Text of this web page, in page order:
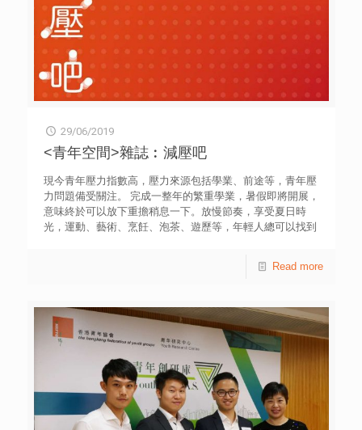
她因脾氣喜怒無常而被朋友疏遠。升上中學後，她認真反思
個人不足，努力學習管理情緒，並突破個子矮小的限制，在
花式跳繩和獅藝活動中展現靈敏一面。「不要將限制變成缺
點，要將限制變成優點」是她經常掛在口邊的說話。憑藉這
份自我鼓勵，她的自信心逐漸提升，也主動認識朋友，重建
與父母的關係。殷齡希望將來能成為一名律師，為社會上不
公義的事情發聲。 「中電新世代．新動力獎勵計劃」20位
中學 中五 美娜從小已知母親參與違法的事，曾想勸阻母
親，但因父母多番吵架而卻步；直至母親被捕，她悔不當初
未有好好勸止母親。母親來信表示擔心家庭轉變會令她放棄
學業，自此決心奮力學習。 家庭 2 崔鈺堃 瑪利諾修院學校
(中學部) 中四 母親患有精神病及有濫藥習慣，去年在家中猝
死，令鈺堃感到迷惘，開始自殘，並出現自殺念頭，後確診
患有抑鬱症和焦慮症。經歷讓她學會自強，努力提醒自己不
學 中五 灝銘初中被同學欺凌，令他日漸封閉自己及沉迷電
腦遊戲，更曾有自殺念頭。轉校後對人仍然欠缺信任，拒絕
的溝通能力。 成長 適應 4 楊龍輝 香港布廠商會 朱石麟中學
中五 龍輝由內地到港定居，一同居住的後父兒子疑有精神問
題，常吵鬧至影響睡眠質素和情緒，故選擇每天在校完成功
課和溫習才回家。母子二人現居於劏房，生活匱乏和困苦。
他積極參與課外活動，主動與人建立關係。 家庭 5 鍾智華
東華三院辛亥年 總理中學 中六 智華患有先天性重度弱聽，
很難完全接收別人的說話，令他有時跟不上課堂的進度，亦
很害怕與別人說話，不懂與別人相處，變得沉默寡言。在社
29/06/2019
<青年空間>雜誌︰減壓吧
現今青年壓力指數高，壓力來源包括學業、前途等，青年壓
力問題備受關注。 完成一整年的繁重學業，暑假即將開展，
意味終於可以放下重擔稍息一下。放慢節奏，享受夏日時
光，運動、藝術、烹飪、泡茶、遊歷等，年輕人總可以找到
Read more